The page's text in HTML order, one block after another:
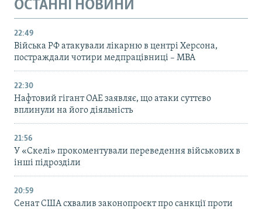
ОСТАННІ НОВИНИ
22:49
Війська РФ атакували лікарню в центрі Херсона,
постраждали чотири медпрацівниці – МВА
22:30
Нафтовий гігант ОАЕ заявляє, що атаки суттєво
вплинули на його діяльність
21:56
У «Скелі» прокоментували переведення військових в
інші підрозділи
20:59
Cенат США схвалив законопроєкт про санкції проти